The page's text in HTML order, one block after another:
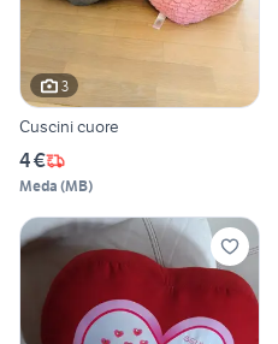
3
Cuscini cuore
4 €
Meda (MB)